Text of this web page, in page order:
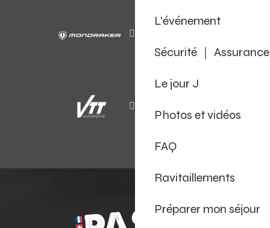
L'événement
Sécurité ｜ Assurance
Le jour J
Photos et vidéos
FAQ
Ravitaillements
Préparer mon séjour